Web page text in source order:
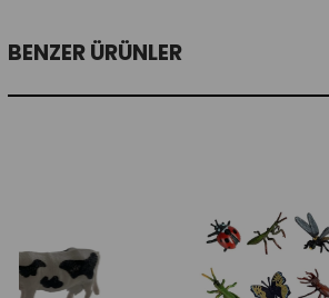
BENZER ÜRÜNLER